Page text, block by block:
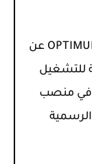
عن
للتشغيل
في منصب